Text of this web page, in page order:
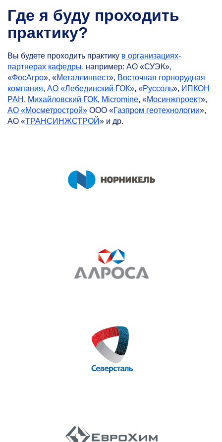
Где я буду проходить
практику?
Вы будете проходить практику в организациях-
партнерах кафедры, например: АО «СУЭК»,
«ФосАгро», «Металлинвест», Восточная горнорудная
компания, АО «Лебединский ГОК», «Руссоль», ИПКОН
РАН , Михайловский ГОК, Micromine, «Мосинжпроект»,
АО «Мосметрострой» ООО «Газпром геотехнологии»,
АО «ТРАНСИНЖСТРОЙ» и др.